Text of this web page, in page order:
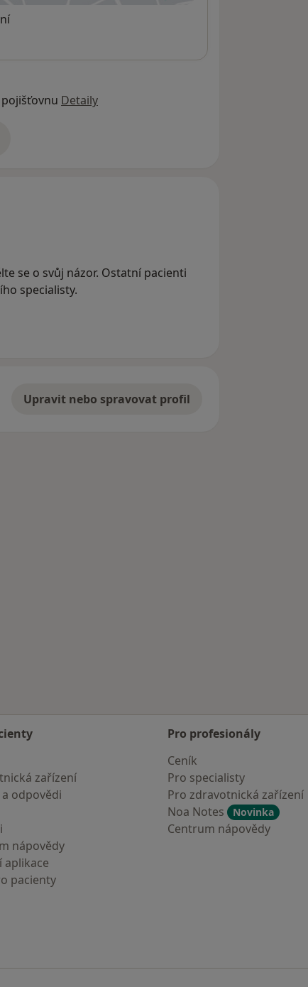
Detaily
se o svůj názor. Ostatní pacienti
specialisty.
Upravit nebo spravovat profil
zařízení
odpovědi
nápovědy
aplikace
pacienty
Pro profesionály
Ceník
Pro specialisty
Pro zdravotnická zařízení
Noa Notes
Novinka
Centrum nápovědy